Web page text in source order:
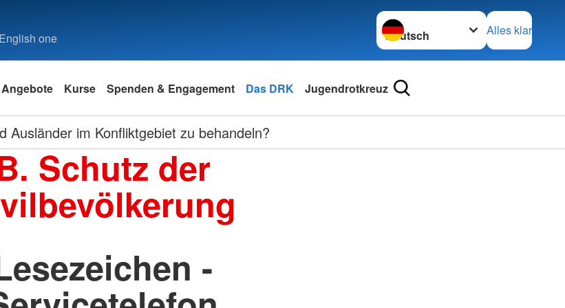
one
Sprache wechseln zu
Alles klar
Angebote Kurse Spenden & Engagement Das DRK Jugendrotkreuz
Ausländer im Konfliktgebiet zu behandeln?
Schutz der
-